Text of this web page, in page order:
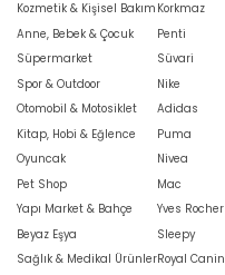
Kozmetik & Kişisel Bakım
Anne, Bebek & Çocuk
Süpermarket
Spor & Outdoor
Otomobil & Motosiklet
Kitap, Hobi & Eğlence
Oyuncak
Pet Shop
Yapı Market & Bahçe
Beyaz Eşya
Sağlık & Medikal Ürünler
Korkmaz
Penti
Süvari
Nike
Adidas
Puma
Nivea
Mac
Yves Rocher
Sleepy
Royal Canin